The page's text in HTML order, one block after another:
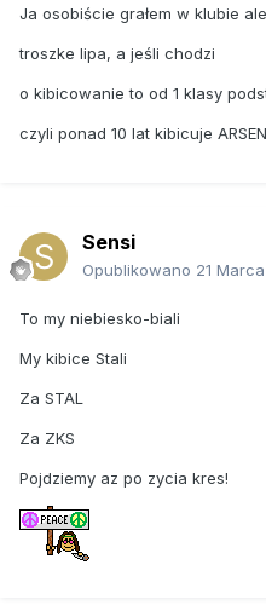
Ja osobiście grałem w klubie
troszke lipa, a jeśli chodzi
o kibicowanie to od 1 klasy
czyli ponad 10 lat kibicuje
Sensi
Opublikowano 21
To my niebiesko-biali
My kibice Stali
Za STAL
Za ZKS
Pojdziemy az po zycia kres!